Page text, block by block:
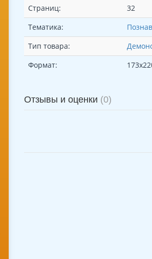
Страниц:
32
Тематика:
Тип товара:
Формат:
Отзывы и оценки (0)